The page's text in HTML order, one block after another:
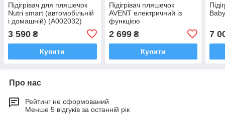
Підігрівач для пляшечок
Nutri smart (автомобільній
і домашній) (A002032)
3 590 ₴
Купити
Підігрівач пляшечок
AVENT електричний із
функцією
розморожування молока.
Premium (SCF358/00)
2 699₴
Купити
7
Про нас
Рейтинг не сформований
Менше 5 відгуків за останній рік